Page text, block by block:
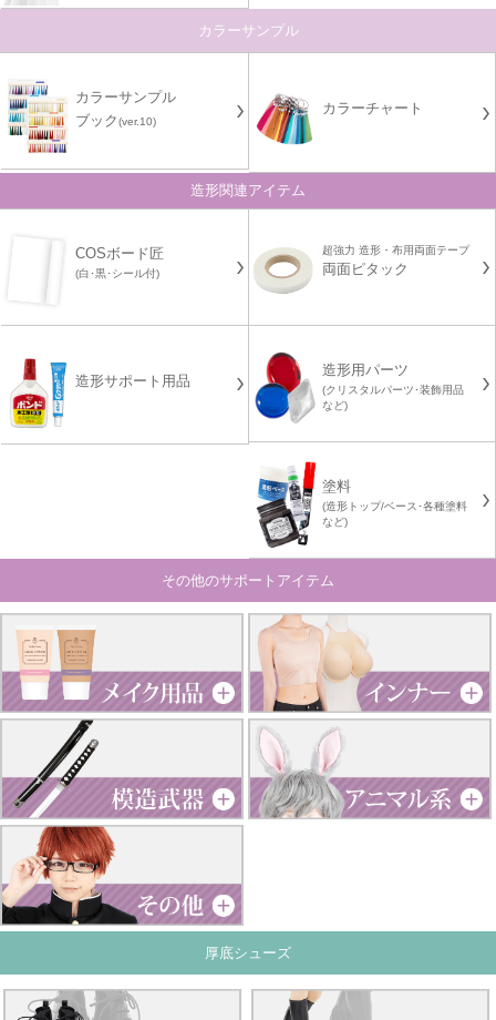
カラーサンプル
カラーサンプル
ブック(ver.10)
カラーチャート
造形関連アイテム
COSボード匠
(白･黒･シール付)
超強力 造形・布用両面テープ
両面ピタック
造形サポート用品
造形用パーツ
(クリスタルパーツ･装飾用品
など)
塗料
(造形トップ/ベース･各種塗料
など)
その他のサポートアイテム
厚底シューズ